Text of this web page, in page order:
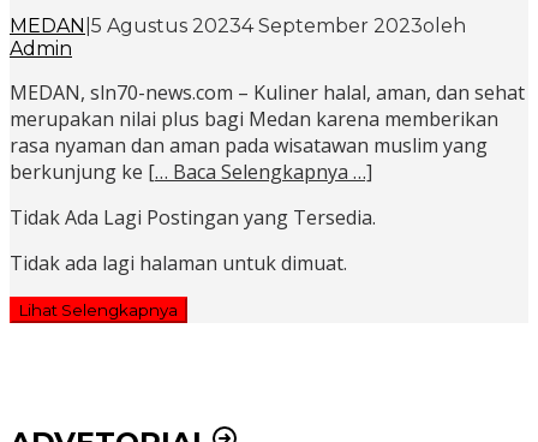
MEDAN 5 Agustus 20234 September 2023oleh
Admin
MEDAN, sln70-news.com – Kuliner halal, aman, dan sehat
merupakan nilai plus bagi Medan karena memberikan
rasa nyaman dan aman pada wisatawan muslim yang
berkunjung ke [… Baca Selengkapnya …]
Tidak Ada Lagi Postingan yang Tersedia.
Tidak ada lagi halaman untuk dimuat.
Lihat Selengkapnya